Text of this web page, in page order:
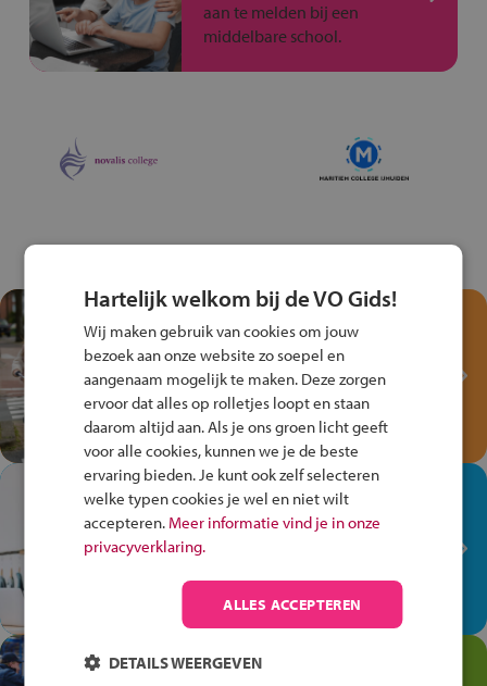
aan te melden bij een
middelbare school.
Test je kennis met het
Fiets Veilig
Verkeersspel!
Speel het Fiets Veilig Verkeersspel
en win een Cortina-fiets!
In de winkel ben je op je
plek!
Ontdek via het vmbo jouw talent
op de winkelvloer, waar elke dag
anders is!
Jouw talent in de
Hartelijk welkom bij de VO Gids!
Wij maken gebruik van cookies om jouw
bezoek aan onze website zo soepel en
aangenaam mogelijk te maken. Deze zorgen
ervoor dat alles op rolletjes loopt en staan
daarom altijd aan. Als je ons groen licht geeft
voor alle cookies, kunnen we je de beste
ervaring bieden. Je kunt ook zelf selecteren
welke typen cookies je wel en niet wilt
accepteren. Meer informatie vind je in onze
privacyverklaring.
ALLES ACCEPTEREN
DETAILS WEERGEVEN